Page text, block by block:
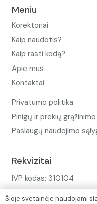
Meniu
Korektoriai
Kaip naudotis?
Kaip rasti kodą?
Apie mus
Kontaktai
Privatumo politika
Pinigų ir prekių
Paslaugų naudojimo
Rekvizitai
IVP kodas: 310104
Šioje svetainėje naudojami